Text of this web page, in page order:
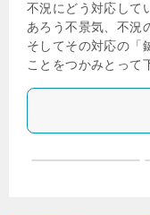
不況にどう対応して
あろう不景気、不況
そしてその対応の「
ことをつかみとって